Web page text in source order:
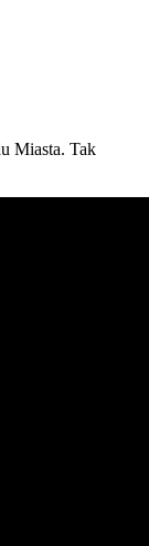
Miasta. Tak